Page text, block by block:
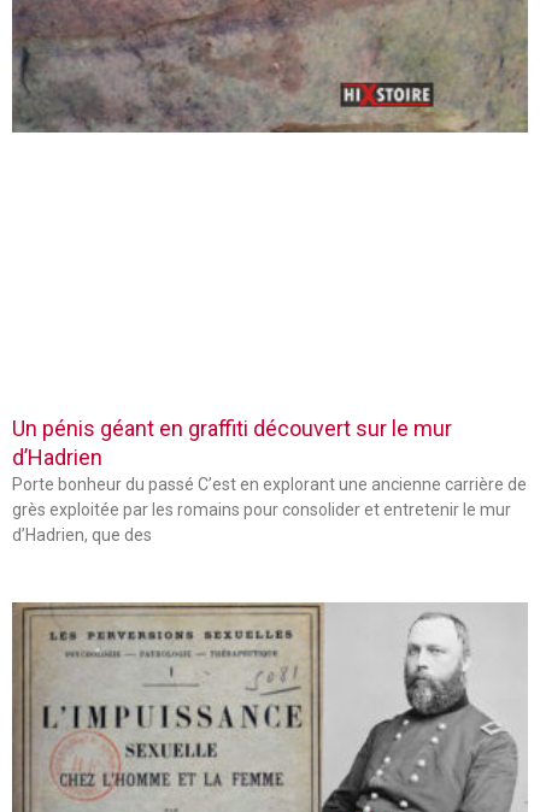
Un pénis géant en graffiti découvert sur le mur
d’Hadrien
Porte bonheur du passé C’est en explorant une ancienne carrière de
grès exploitée par les romains pour consolider et entretenir le mur
d’Hadrien, que des